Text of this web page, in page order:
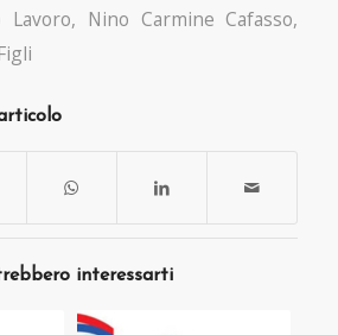
Lavoro, Nino Carmine Cafasso,
interessarti